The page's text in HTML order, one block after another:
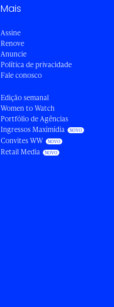
Mais
Assine
Renove
Anuncie
Política de privacidade
Fale conosco
Edição semanal
Women to Watch
Portfólio de Agências
Ingressos Maximídia
Convites WW
Retail Media